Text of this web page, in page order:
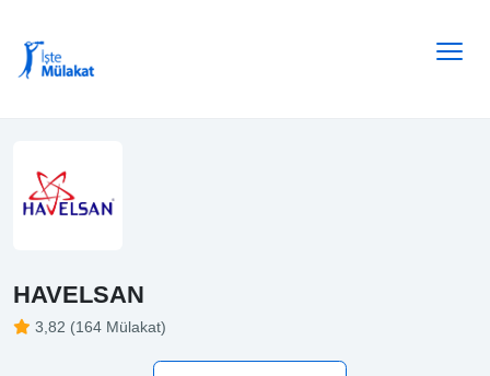
HAVELSAN
3,82 (164 Mülakat)